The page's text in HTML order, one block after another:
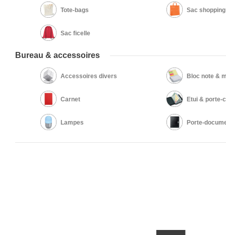
Tote-bags Sac shopping
Sac ficelle
Bureau & accessoires
Accessoires divers Bloc note &
Carnet Etui & porte-
Lampes Porte-